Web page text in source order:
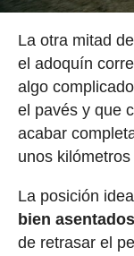
La otra mitad
el adoquín
algo
el pavés y que
acabar
unos
La posición
bien
de retrasar el